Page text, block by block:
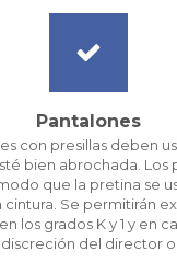
Pantalones
con presillas deben
bien abrochada. Los
que la pretina se
cintura. Se permitirán
los grados K ​​y 1 y en
del director o